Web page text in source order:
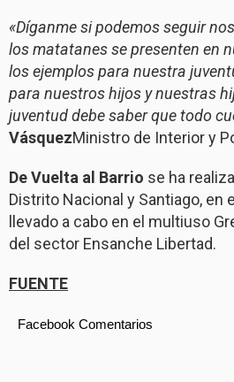
«Díganme si podemos seguir
los matatanes se presenten en
los ejemplos para nuestra
para nuestros hijos y nuestras
juventud debe saber que todo
VásquezMinistro de Interior y
De Vuelta al Barrio se ha
Distrito Nacional y Santiago, en
llevado a cabo en el multiuso
del sector Ensanche Libertad.
FUENTE
Facebook Comentarios